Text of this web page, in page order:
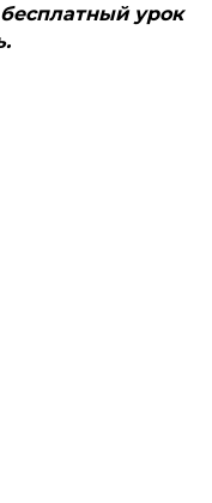
урок